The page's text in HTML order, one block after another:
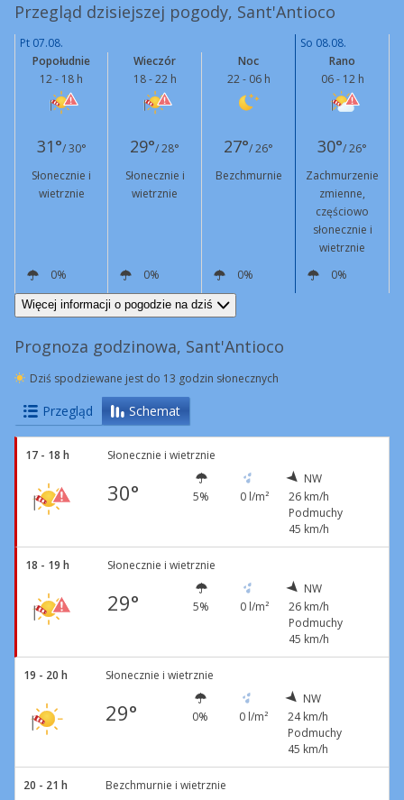
Przegląd dzisiejszej pogody, Sant'Antioco
Pt 07.08.
So 08.08.
Popołudnie
12 - 18 h
Wieczór
18 - 22 h
Noc
22 - 06 h
Rano
06 - 12 h
31°/ 30° 29°/ 28° 27°/ 26° 30°/ 26°
Słonecznie i
wietrznie
Słonecznie i
wietrznie
Bezchmurnie
Zachmurzenie
zmienne,
częściowo
słonecznie i
wietrznie
0%
0% 0%
0%
NW
26 km/h
Podmuchy
46 km/h NW
22 km/h
Podmuchy
45 km/h
Więcej informacji o pogodzie na dziś
Prognoza godzinowa, Sant'Antioco
Dziś spodziewane jest do 13 godzin słonecznych
Przegląd Schemat
17 - 18 h Słonecznie i wietrznie
30° 5% 0 l/m²
NW
26 km/h
Podmuchy
45 km/h
18 - 19 h Słonecznie i wietrznie
29° 5% 0 l/m²
NW
26 km/h
Podmuchy
45 km/h
19 - 20 h Słonecznie i wietrznie
29° 0% 0 l/m²
NW
24 km/h
Podmuchy
45 km/h
20 - 21 h Bezchmurnie i wietrznie